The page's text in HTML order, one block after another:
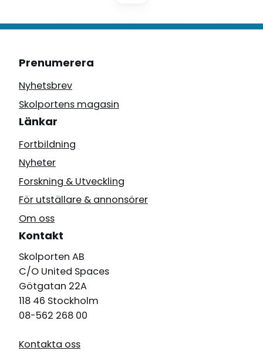
digitala metoder på förskolor i dag.
Prenumerera
Nyhetsbrev
Skolportens magasin
Länkar
Fortbildning
Nyheter
Forskning & Utveckling
För utställare & annonsörer
Om oss
Kontakt
Skolporten AB
C/O United Spaces
Götgatan 22A
118 46 Stockholm
08-562 268 00
Kontakta oss